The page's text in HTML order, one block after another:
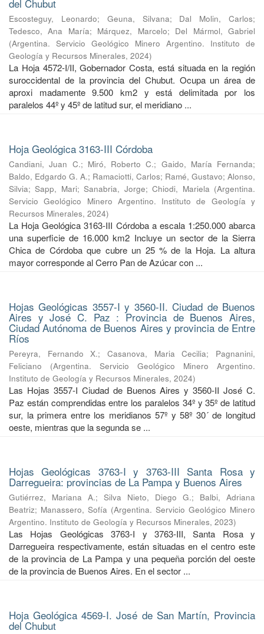
del Chubut
Escosteguy, Leonardo; Geuna, Silvana; Dal Molin, Carlos;
Tedesco, Ana María; Márquez, Marcelo; Del Mármol, Gabriel
(Argentina. Servicio Geológico Minero Argentino. Instituto de
Geología y Recursos Minerales, 2024)
La Hoja 4572-I/II, Gobernador Costa, está situada en la región
suroccidental de la provincia del Chubut. Ocupa un área de
aproxi madamente 9.500 km2 y está delimitada por los
paralelos 44º y 45º de latitud sur, el meridiano ...
Hoja Geológica 3163-III Córdoba
Candiani, Juan C.; Miró, Roberto C.; Gaido, María Fernanda;
Baldo, Edgardo G. A.; Ramaciotti, Carlos; Ramé, Gustavo; Alonso,
Silvia;Sapp, Mari;Sanabria, Jorge;Chiodi, Mariela (Argentina.
Servicio Geológico Minero Argentino. Instituto de Geología y
Recursos Minerales, 2024)
La Hoja Geológica 3163-III Córdoba a escala 1:250.000 abarca
una superficie de 16.000 km2 Incluye un sector de la Sierra
Chica de Córdoba que cubre un 25 % de la Hoja. La altura
mayor corresponde al Cerro Pan de Azúcar con ...
Hojas Geológicas 3557-I y 3560-II. Ciudad de Buenos
Aires y José C. Paz : Provincia de Buenos Aires,
Ciudad Autónoma de Buenos Aires y provincia de Entre
Ríos
Pereyra, Fernando X.;Casanova, Maria Cecilia; Pagnanini,
Feliciano
(Argentina. Servicio Geológico Minero Argentino.
Instituto de Geología y Recursos Minerales, 2024)
Las Hojas 3557-I Ciudad de Buenos Aires y 3560-II José C.
Paz están comprendidas entre los paralelos 34º y 35º de latitud
sur, la primera entre los meridianos 57º y 58º 30´ de longitud
oeste, mientras que la segunda se ...
Hojas Geológicas 3763-I y 3763-III Santa Rosa y
Darregueira: provincias de La Pampa y Buenos Aires
Gutiérrez, Mariana A.; Silva Nieto, Diego G.; Balbi, Adriana
Beatriz; Manassero, Sofía (Argentina. Servicio Geológico Minero
Argentino. Instituto de Geología y Recursos Minerales, 2023)
Las Hojas Geológicas 3763-I y 3763-III, Santa Rosa y
Darregueira respectivamente, están situadas en el centro este
de la provincia de La Pampa y una pequeña porción del oeste
de la provincia de Buenos Aires. En el sector ...
Hoja Geológica 4569-I. José de San Martín, Provincia
del Chubut